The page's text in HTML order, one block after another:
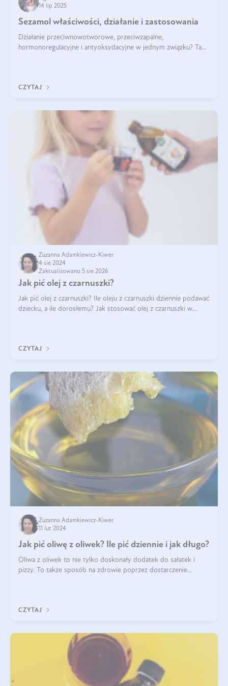
14 lip 2025
Sezamol właściwości, działanie i zastosowania
Działanie przeciwnowotworowe, przeciwzapalne,
hormonoregulacyjne i antyoksydacyjne w jednym związku? Tak
CZYTAJ
Zuzanna Adamkiewicz-Kiwer
4 sie 2024
Zaktualizowano 5 sie 2026
Jak pić olej z czarnuszki?
Jak pić olej z czarnuszki? Ile oleju z czarnuszki dziennie podawać
dziecku, a ile dorosłemu? Jak stosować olej z czarnuszki w
CZYTAJ
Zuzanna Adamkiewicz-Kiwer
11 lut 2024
Jak pić oliwę z oliwek? Ile pić dziennie i jak długo?
Oliwa z oliwek to nie tylko doskonały dodatek do sałatek i
pizzy. To także sposób na zdrowie poprzez dostarczenie
CZYTAJ